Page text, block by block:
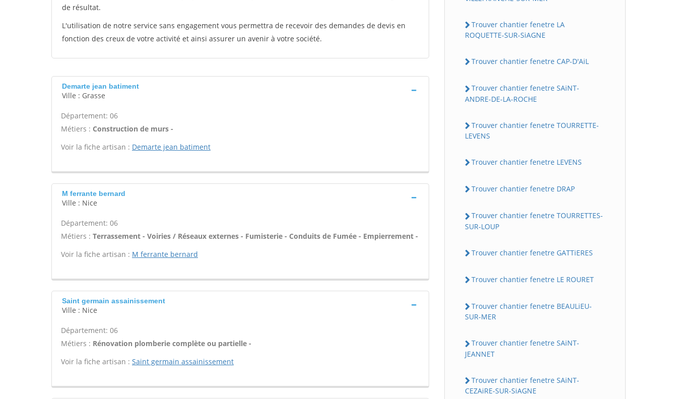
de résultat.
L'utilisation de notre service sans engagement vous permettra de recevoir des demandes de devis en
fonction des creux de votre activité et ainsi assurer un avenir à votre société.
Demarte jean batiment
Ville : Grasse
Département: 06
Métiers : Construction de murs -
Voir la fiche artisan : Demarte jean batiment
M ferrante bernard
Ville : Nice
Département: 06
Métiers : Terrassement - Voiries / Réseaux externes - Fumisterie - Conduits de Fumée - Empierrement -
Voir la fiche artisan : M ferrante bernard
Saint germain assainissement
Ville : Nice
Département: 06
Métiers : Rénovation plomberie complète ou partielle -
Voir la fiche artisan : Saint germain assainissement
Trouver chantier fenetre LA
ROQUETTE-SUR-SiAGNE
Trouver chantier fenetre CAP-D'AiL
Trouver chantier fenetre SAiNT-
ANDRE-DE-LA-ROCHE
Trouver chantier fenetre TOURRETTE-
LEVENS
Trouver chantier fenetre LEVENS
Trouver chantier fenetre DRAP
Trouver chantier fenetre TOURRETTES-
SUR-LOUP
Trouver chantier fenetre GATTiERES
Trouver chantier fenetre LE ROURET
Trouver chantier fenetre BEAULiEU-
SUR-MER
Trouver chantier fenetre SAiNT-
JEANNET
Trouver chantier fenetre SAiNT-
CEZAiRE-SUR-SiAGNE